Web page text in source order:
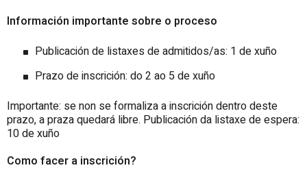
Información importante sobre o proceso
Publicación de listaxes de admitidos/as: 1 de xuño
Prazo de inscrición: do 2 ao 5 de xuño
Importante: se non se formaliza a inscrición dentro deste
prazo, a praza quedará libre. Publicación da listaxe de espera:
10 de xuño
Como facer a inscrición?